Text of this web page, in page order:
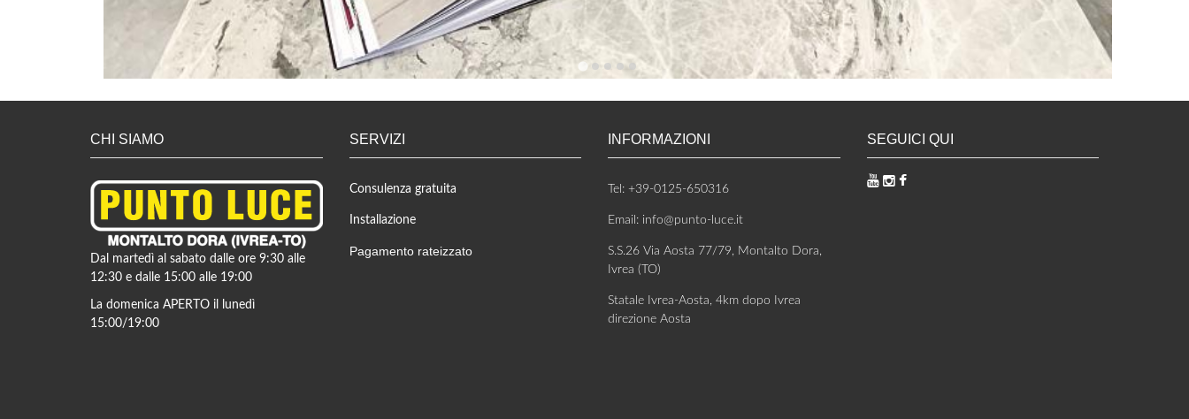
CHI SIAMO
Dal martedì al sabato dalle ore 9:30 alle
12:30 e dalle 15:00 alle 19:00
La domenica APERTO il lunedì
15:00/19:00
SERVIZI
Consulenza gratuita
Installazione
Pagamento rateizzato
INFORMAZIONI
Tel: +39-0125-650316
Email: info@punto-luce.it
S.S.26 Via Aosta 77/79, Montalto Dora,
Ivrea (TO)
Statale Ivrea-Aosta, 4km dopo Ivrea
direzione Aosta
SEGUICI QUI